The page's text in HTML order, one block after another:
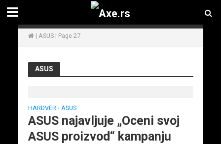
| ASUS| Page 27
ASUS
HARDVER • ASUS
ASUS najavljuje „Oceni svoj
ASUS proizvod“ kampanju